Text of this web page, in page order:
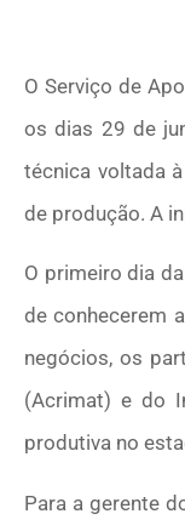
O Serviço de
os dias 29 de
técnica voltada
de produção. A
O primeiro dia
de conhecerem
negócios, os
(Acrimat) e do
produtiva no
Para a gerente